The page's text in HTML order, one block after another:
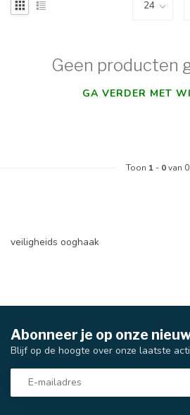
Geen producten
GA VERDER MET
Toon 1 - 0van 0
veiligheids ooghaak
Abonneer je op onze
Blijf op de hoogte over onze laatste